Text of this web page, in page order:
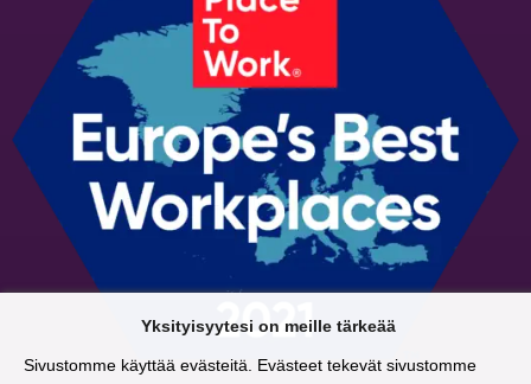
Yksityisyytesi on meille tärkeää
Sivustomme käyttää evästeitä. Evästeet tekevät sivustomme